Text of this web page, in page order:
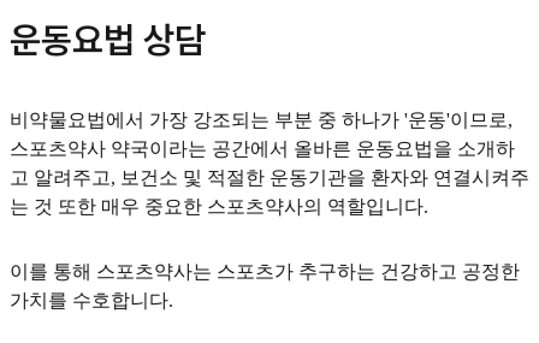
운동요법 상담
비약물요법에서 가장 강조되는 부분 중 하나가 '운동'이므로,
스포츠약사 약국이라는 공간에서 올바른 운동요법을 소개하
고 알려주고, 보건소 및 적절한 운동기관을 환자와 연결시켜주
는 것 또한 매우 중요한 스포츠약사의 역할입니다.
이를 통해 스포츠약사는 스포츠가 추구하는 건강하고 공정한
가치를 수호합니다.